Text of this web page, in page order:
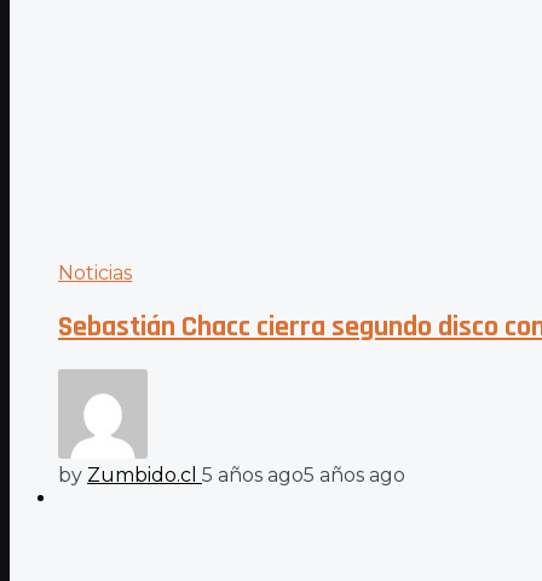
Noticias
Sebastián Chacc cierra segundo disco
by Zumbido.cl 5 años ago5 años ago